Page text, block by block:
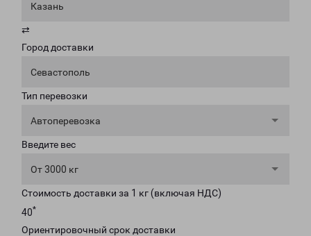
Казань
⇄
Город доставки
Севастополь
Тип перевозки
Автоперевозка
Введите вес
От 3000 кг
Стоимость доставки за 1 кг (включая НДС)
40*
Ориентировочный срок доставки